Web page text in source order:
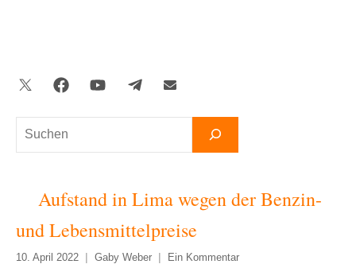
Suchen
Twitter FacebookYouTubeTelegramNewsletter
Aufstand in Lima wegen der Benzin-
und Lebensmittelpreise
10. April 2022 Gaby Weber Ein Kommentar